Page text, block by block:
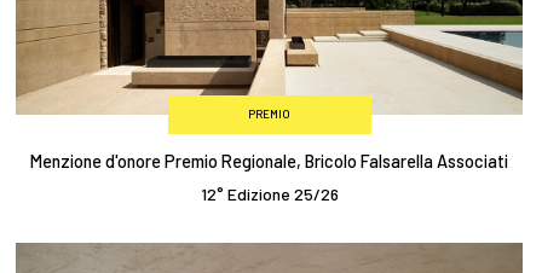
PREMIO
Menzione d'onore Premio Regionale, Bricolo Falsarella Associati
12° Edizione 25/26